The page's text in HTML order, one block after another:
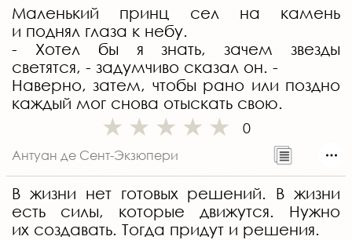
Маленький принц сел на камень
и поднял глаза к небу.
- Хотел бы я знать, зачем звезды
светятся, - задумчиво сказал он. -
Наверно, затем, чтобы рано или поздно
каждый мог снова отыскать свою.
0
Антуан де Сент-Экзюпери
В жизни нет готовых решений. В жизни
есть силы, которые движутся. Нужно
их создавать. Тогда придут и решения.